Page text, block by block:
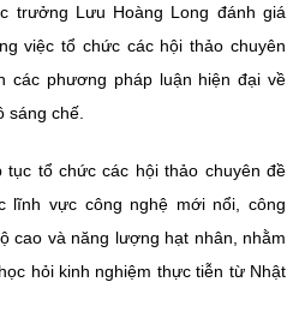
trưởng Lưu Hoàng Long đánh giá
việc tổ chức các hội thảo chuyên
các phương pháp luận hiện đại về
sáng chế.
tổ chức các hội thảo chuyên đề
lĩnh vực công nghệ mới nổi, công
cao và năng lượng hạt nhân, nhằm
hỏi kinh nghiệm thực tiễn từ Nhật